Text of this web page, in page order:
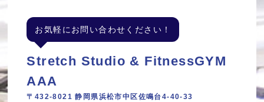
お気軽にお問い合わせください！
Stretch Studio & FitnessGYM
AAA
〒432-8021 静岡県浜松市中区佐鳴台4-40-33